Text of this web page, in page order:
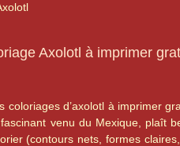
Axolotl à imprimer
coloriages d’axolotl à imprimer
venu du Mexique, plaît
(contours nets, formes